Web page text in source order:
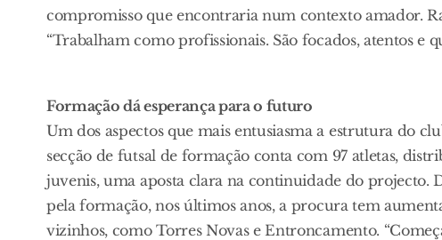
compromisso que encontraria num contexto amador.
“Trabalham como profissionais. São focados, atentos e
Formação dá esperança para o futuro
Um dos aspectos que mais entusiasma a estrutura do
secção de futsal de formação conta com 97 atletas,
juvenis, uma aposta clara na continuidade do projecto.
pela formação, nos últimos anos, a procura tem
vizinhos, como Torres Novas e Entroncamento.